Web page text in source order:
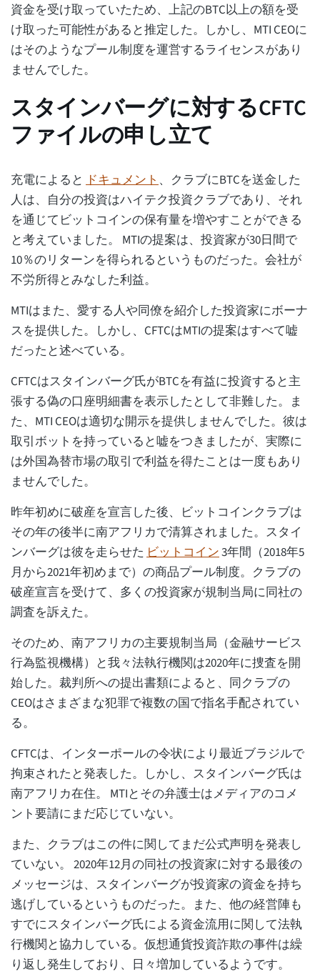
資金を受け取っていたため、上記のBTC以上の額を受
け取った可能性があると推定した。しかし、MTI CEOに
はそのようなプール制度を運営するライセンスがあり
ませんでした。
スタインバーグに対するCFTC
ファイルの申し立て
充電によると ドキュメント、クラブにBTCを送金した
人は、自分の投資はハイテク投資クラブであり、それ
を通じてビットコインの保有量を増やすことができる
と考えていました。 MTIの提案は、投資家が30日間で
10％のリターンを得られるというものだった。会社が
不労所得とみなした利益。
MTIはまた、愛する人や同僚を紹介した投資家にボーナ
スを提供した。しかし、CFTCはMTIの提案はすべて嘘
だったと述べている。
CFTCはスタインバーグ氏がBTCを有益に投資すると主
張する偽の口座明細書を表示したとして非難した。ま
た、MTI CEOは適切な開示を提供しませんでした。彼は
取引ボットを持っていると嘘をつきましたが、実際に
は外国為替市場の取引で利益を得たことは一度もあり
ませんでした。
昨年初めに破産を宣言した後、ビットコインクラブは
その年の後半に南アフリカで清算されました。スタイ
ンバーグは彼を走らせたビットコイン3年間（2018年5
月から2021年初めまで）の商品プール制度。クラブの
破産宣言を受けて、多くの投資家が規制当局に同社の
調査を訴えた。
そのため、南アフリカの主要規制当局（金融サービス
行為監視機構）と我々法執行機関は2020年に捜査を開
始した。裁判所への提出書類によると、同クラブの
CEOはさまざまな犯罪で複数の国で指名手配されてい
る。
CFTCは、インターポールの令状により最近ブラジルで
拘束されたと発表した。しかし、スタインバーグ氏は
南アフリカ在住。 MTIとその弁護士はメディアのコメ
ント要請にまだ応じていない。
また、クラブはこの件に関してまだ公式声明を発表し
ていない。 2020年12月の同社の投資家に対する最後の
メッセージは、スタインバーグが投資家の資金を持ち
逃げしているというものだった。また、他の経営陣も
すでにスタインバーグ氏による資金流用に関して法執
行機関と協力している。仮想通貨投資詐欺の事件は繰
り返し発生しており、日々増加しているようです。